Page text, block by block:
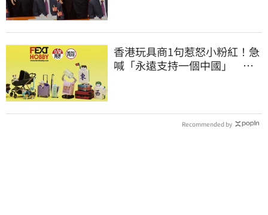
香港玩具商1句惹怒小粉紅！急
喊「永遠支持一個中國」 慘
Recommended by